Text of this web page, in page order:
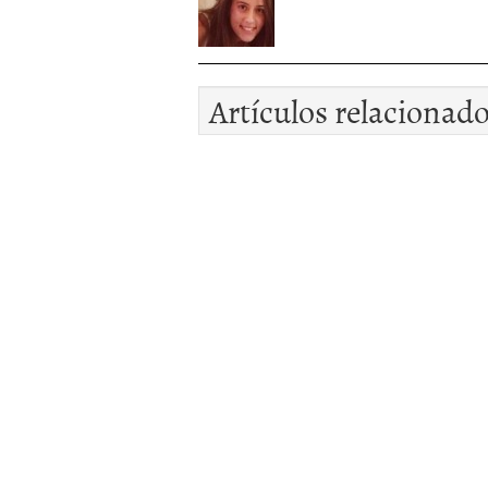
Artículos